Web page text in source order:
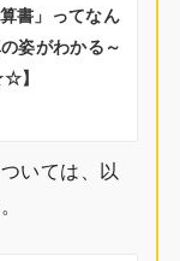
書」ってなん
姿がわかる～
】
いては、以